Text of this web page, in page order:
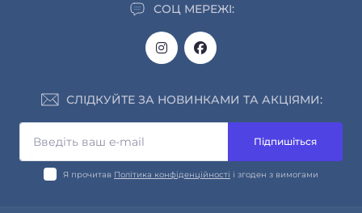
СОЦ МЕРЕЖІ:
СЛІДКУЙТЕ ЗА НОВИНКАМИ ТА АКЦІЯМИ:
Підпишіться
Я прочитав Політика конфіденційності і згоден з вимогами